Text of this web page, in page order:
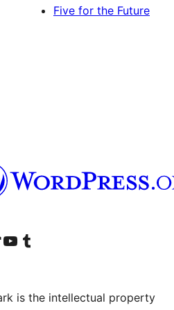
Five for the Future
Instagram
de LinkedIn
cuenta de TikTok
Visita nuestro canal de YouTube
Visita nuestra cuenta de Tumblr
is the intellectual property